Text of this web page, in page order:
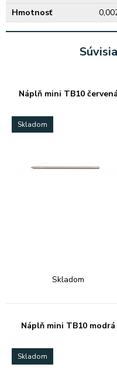
Hmotnosť
Náplň mini TB10 červená
Skladom
Skladom
Náplň mini TB10 modrá
Skladom